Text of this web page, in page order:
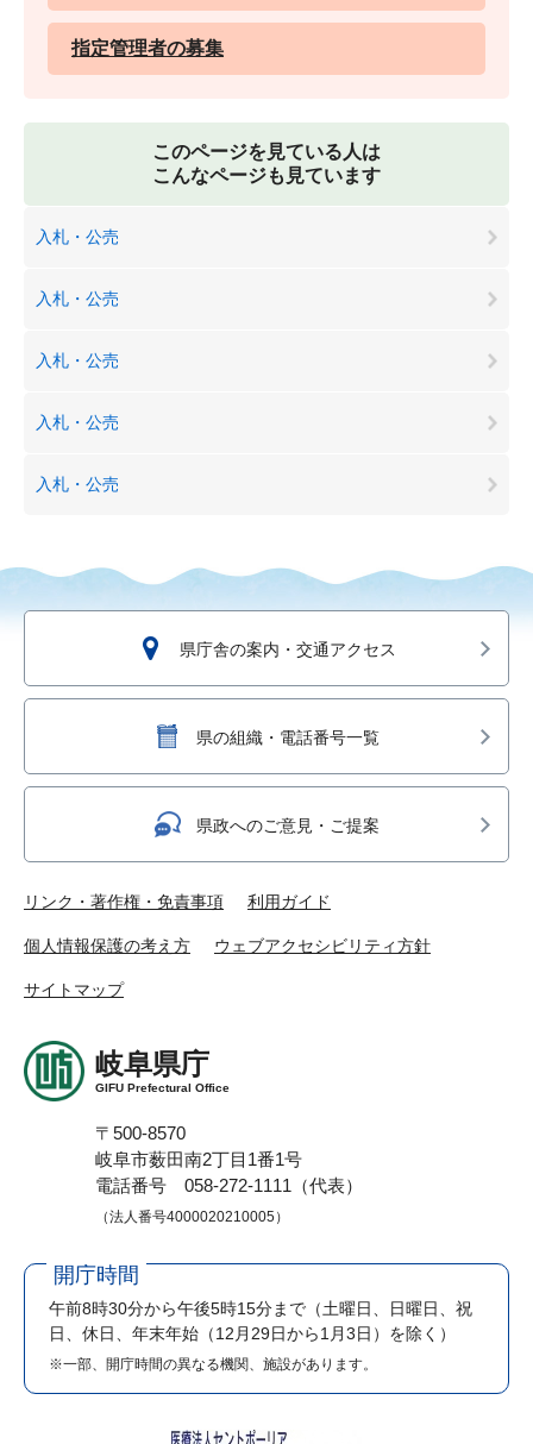
指定管理者の募集
このページを見ている人は
こんなページも見ています
入札・公売
入札・公売
入札・公売
入札・公売
入札・公売
県庁舎の案内・交通アクセス
県の組織・電話番号一覧
県政へのご意見・ご提案
リンク・著作権・免責事項 利用ガイド
個人情報保護の考え方 ウェブアクセシビリティ方針
サイトマップ
岐阜県庁
GIFU Prefectural Office
〒500-8570
岐阜市薮田南2丁目1番1号
電話番号 058-272-1111（代表）
（法人番号4000020210005）
開庁時間
午前8時30分から午後5時15分まで （土曜日、日曜日、祝
日、休日、年末年始（12月29日から1月3日）を除く）
※一部、開庁時間の異なる機関、施設があります。